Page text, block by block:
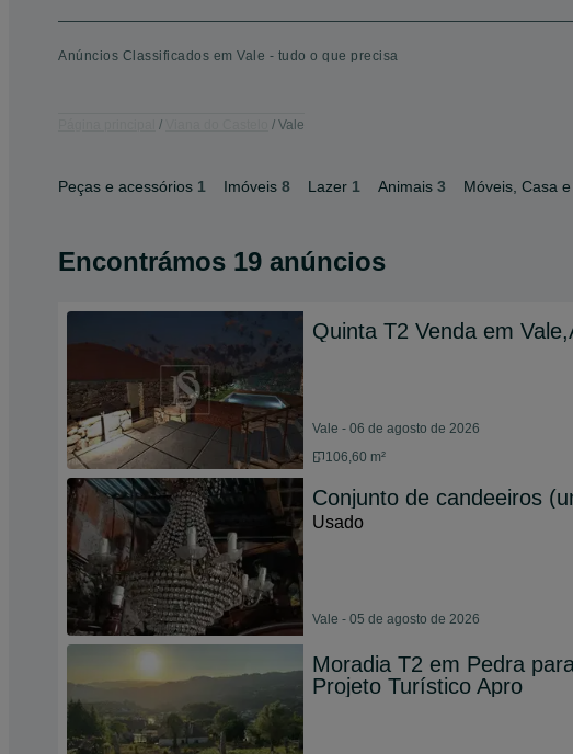
Anúncios Classificados em Vale - tudo o que precisa
Vale
Peças e acessórios 1 Imóveis 8 Lazer 1 Animais 3 Móveis, Casa
Encontrámos 19 anúncios
Quinta T2 Venda em
Vale - 06 de agosto de 2026
106,60 m²
Conjunto de candeeiros
Usado
Vale - 05 de agosto de 2026
Moradia T2 em Pedra
Projeto Turístico Apro